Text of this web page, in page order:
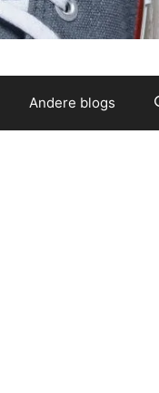
Andere blogs